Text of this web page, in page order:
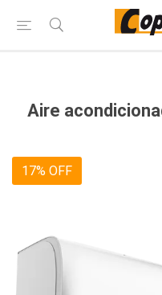
Aire
17% OFF